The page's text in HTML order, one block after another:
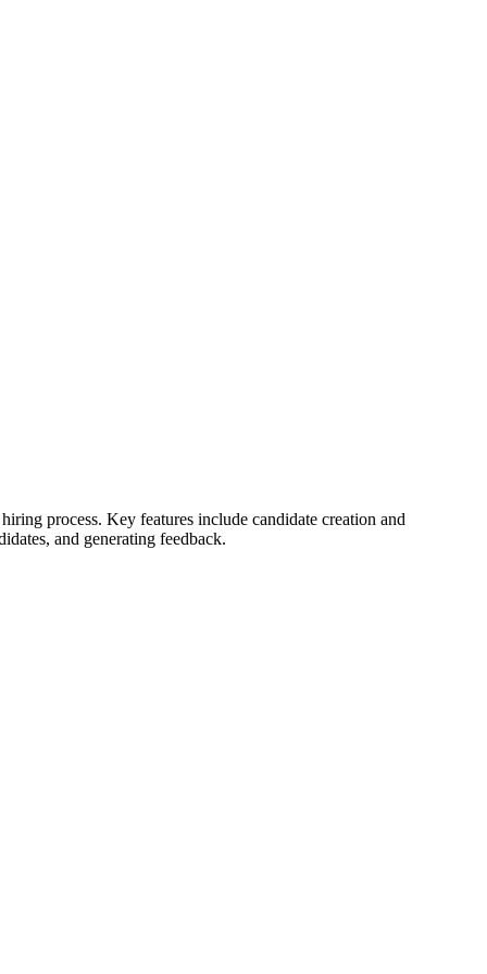
process. Key features include candidate creation and
and generating feedback.